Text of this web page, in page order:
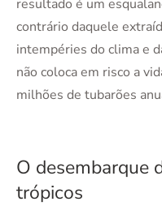
resultado é um
contrário daquele
intempéries do clima e
não coloca em risco a
milhões de tubarões
O desembarque
trópicos